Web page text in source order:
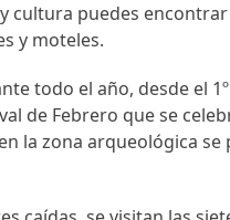
cultura puedes
y moteles.
todo el año, desde el
de Febrero que se
la zona arqueológica